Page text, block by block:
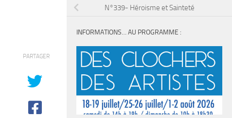
PARTAGER
N°339- Héroisme et Sainteté
INFORMATIONS… AU PROGRAMME :